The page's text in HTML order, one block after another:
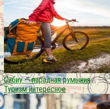
Сибиу — парадная румыния
Туризм интересное